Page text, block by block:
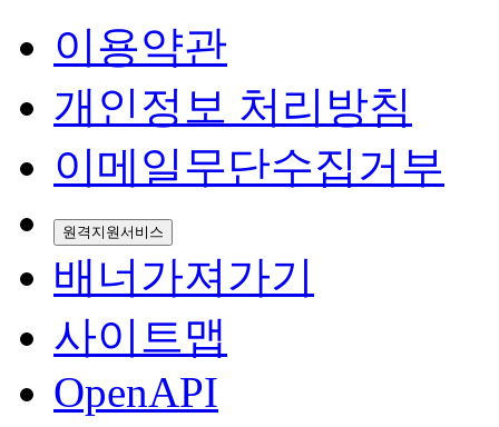
이용약관
개인정보 처리방침
이메일무단수집거부
원격지원서비스
배너가져가기
사이트맵
OpenAPI